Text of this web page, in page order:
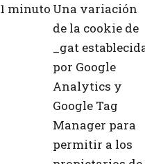
1 minuto Una variación
de la cookie de
_gat
por Google
Analytics y
Google Tag
Manager para
permitir a los